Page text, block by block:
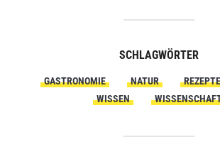
SCHLAGWÖRTER
GASTRONOMIE NATUR REZEPTE
WISSEN